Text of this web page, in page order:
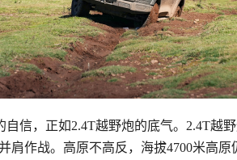
信，正如2.4T越野炮的底气。2.4T越
肩作战。高原不高反，海拔4700米高原